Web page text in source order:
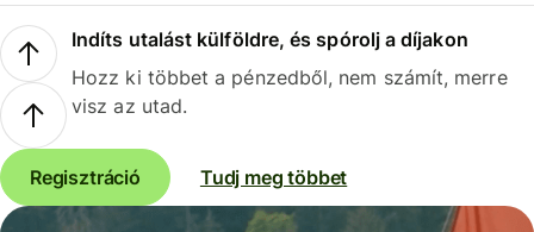
Indíts utalást külföldre, és spórolj a díjakon
Hozz ki többet a pénzedből, nem számít, merre
visz az utad.
Regisztráció Tudj meg többet